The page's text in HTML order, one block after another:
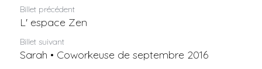
Billet précédent
L' espace Zen
Billet suivant
Sarah • Coworkeuse de septembre 2016